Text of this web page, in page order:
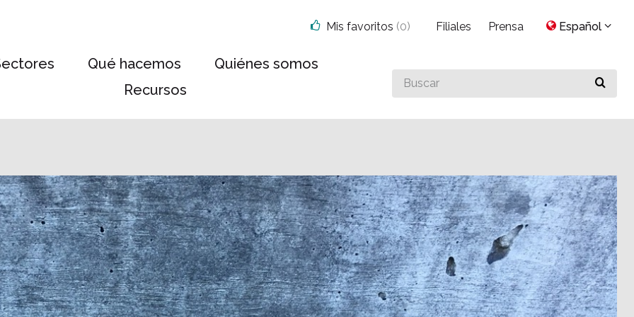
Qué hacemos
Quiénes somos
Recursos
Buscar
algo
Mis favoritos (0) Filiales Prensa Español